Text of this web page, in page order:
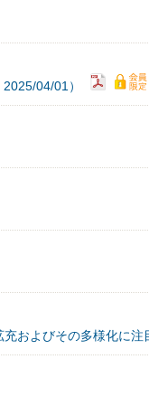
04/01）
充およびその多様化に